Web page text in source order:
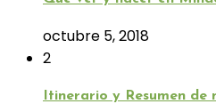
octubre 5, 2018
2
Itinerario y Resumen de